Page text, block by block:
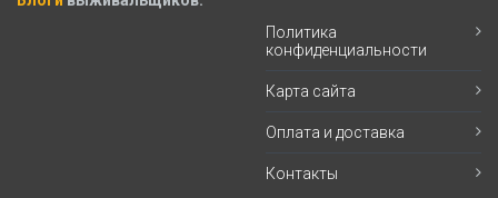
Политика
конфиденциальности
Карта сайта
Оплата и доставка
Контакты